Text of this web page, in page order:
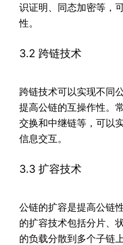
识证明、同态加密等，
性。
3.2 跨链技术
跨链技术可以实现不同
提高公链的互操作性。
交换和中继链等，可以
信息交互。
3.3 扩容技术
公链的扩容是提高公链
的扩容技术包括分片、
的负载分散到多个子链